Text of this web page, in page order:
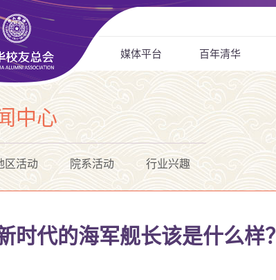
媒体平台 百年清华
中心
区活动 院系活动 行业兴趣
时代的海军舰长该是什么样？